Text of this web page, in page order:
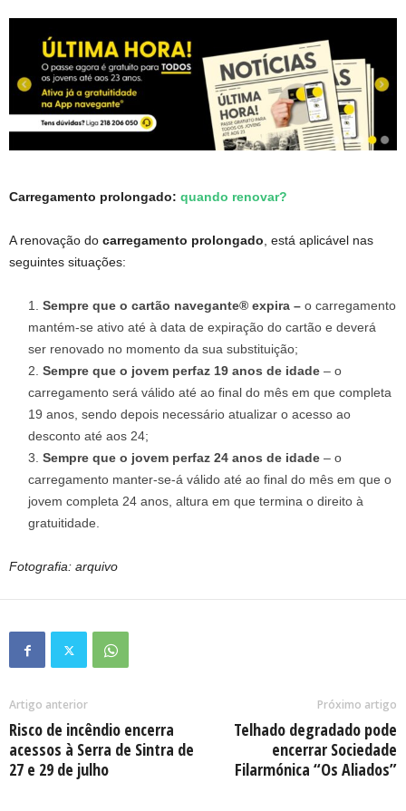
Carregamento prolongado: quando renovar?
A renovação do carregamento prolongado, está aplicável nas
seguintes situações:
Sempre que o cartão navegante® expira – o carregamento
mantém-se ativo até à data de expiração do cartão e deverá
ser renovado no momento da sua substituição;
Sempre que o jovem perfaz 19 anos de idade – o
carregamento será válido até ao final do mês em que completa
19 anos, sendo depois necessário atualizar o acesso ao
desconto até aos 24;
Sempre que o jovem perfaz 24 anos de idade – o
carregamento manter-se-á válido até ao final do mês em que o
jovem completa 24 anos, altura em que termina o direito à
gratuitidade.
Fotografia: arquivo
Artigo anterior
Risco de incêndio encerra
acessos à Serra de Sintra de
27 e 29 de julho
Próximo artigo
Telhado degradado pode
encerrar Sociedade
Filarmónica “Os Aliados”